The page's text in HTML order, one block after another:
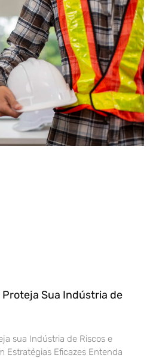
Sua Indústria de
sua Indústria de Riscos e
Estratégias Eficazes Entenda